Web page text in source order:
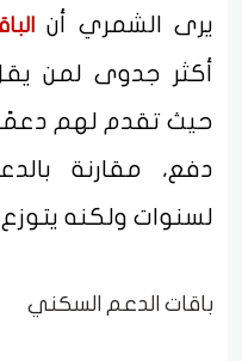
يرى الشمري أن
حيث تقدم لهم دعمًا
دفع، مقارنة
لسنوات ولكنه
باقات الدعم السكني